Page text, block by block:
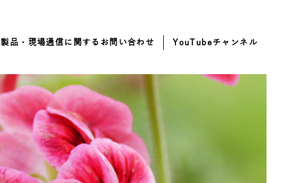
製品・現場通信に関するお問い合わせ YouTubeチャンネル